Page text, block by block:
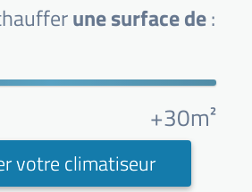
une surface de:
+30m²
votre climatiseur